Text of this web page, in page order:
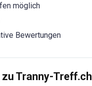
möglich
Bewertungen
Tranny-Treff.ch